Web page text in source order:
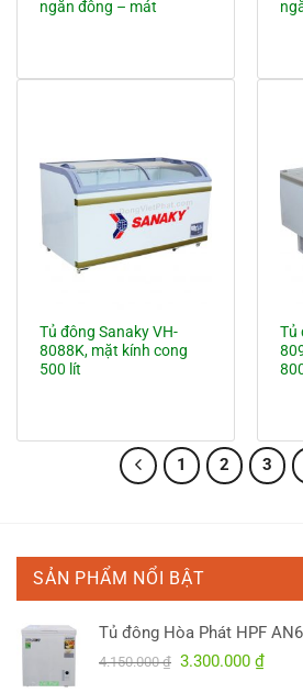
ngăn đông – mát
Tủ đông Sanaky VH-
8088K, mặt kính cong
500 lít
Tủ
1 2 3
SẢN PHẨM NỔI BẬT
Tủ đông Hòa Phát HPF
4.150.000₫ Giá
3.300.000 ₫Giá